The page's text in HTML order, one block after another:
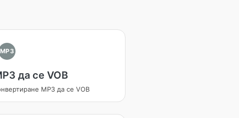
MP3
да се VOB
MP3 да се VOB